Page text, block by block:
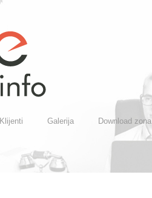
Klijenti Galerija Download zona